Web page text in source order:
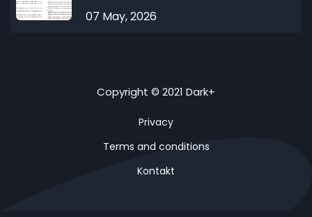
07 May, 2026
Copyright © 2021 Dark+
Privacy
Terms and conditions
Kontakt